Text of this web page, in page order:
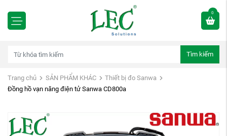
0
Tìm kiếm
Trang chủ SẢN PHẨM KHÁC
Thiết bị đo Sanwa
Đồng hồ vạn năng điện tử Sanwa CD800a